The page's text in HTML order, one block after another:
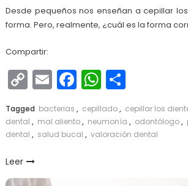
Desde pequeños nos enseñan a cepillar
forma. Pero, realmente, ¿cuál es la forma
Compartir:
Copy
Link
EmailFacebook
WhatsApp
Tagged bacterias , cepillado, cepillar los
dental , mal aliento, neumonía , odontólogo,
dental , salud bucal , valoración dental
Leer